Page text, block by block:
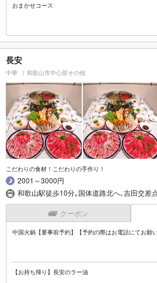
おまかせコース
長安
中華 和歌山市中心部その他
こだわりの食材！こだわりの手作り！
2001～3000円
和歌山駅徒歩10分｡国体道路北へ､吉田交差
クーポン
中国火鍋【要事前予約】【予約の際はお電話にてお願い
【お持ち帰り】長安のラー油